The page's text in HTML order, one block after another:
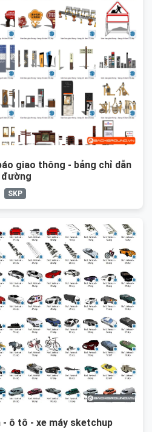
giao thông - bảng chỉ dẫn
đường
SKP
ô tô - xe máy sketchup